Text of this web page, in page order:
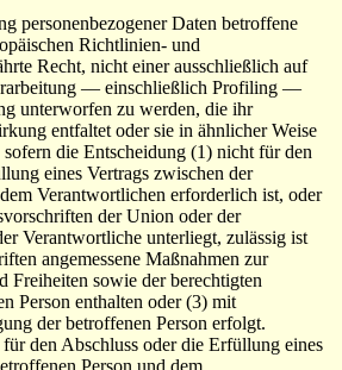
personenbezogener Daten betroffene
Richtlinien- und
Recht, nicht einer ausschließlich auf
— einschließlich Profiling —
unterworfen zu werden, die ihr
entfaltet oder sie in ähnlicher Weise
die Entscheidung (1) nicht für den
eines Vertrags zwischen der
Verantwortlichen erforderlich ist, oder
der Union oder der
Verantwortliche unterliegt, zulässig ist
angemessene Maßnahmen zur
Freiheiten sowie der berechtigten
Person enthalten oder (3) mit
der betroffenen Person erfolgt.
den Abschluss oder die Erfüllung eines
Person und dem